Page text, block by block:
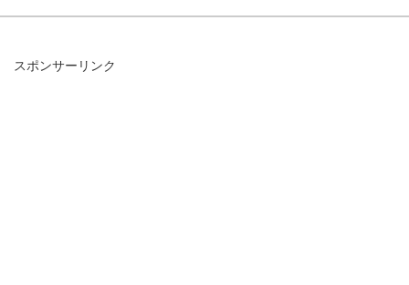
スポンサーリンク